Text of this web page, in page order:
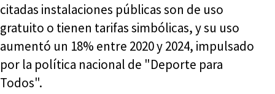
citadas instalaciones públicas son de uso
gratuito o tienen tarifas simbólicas, y su uso
aumentó un 18% entre 2020 y 2024, impulsado
por la política nacional de "Deporte para
Todos".